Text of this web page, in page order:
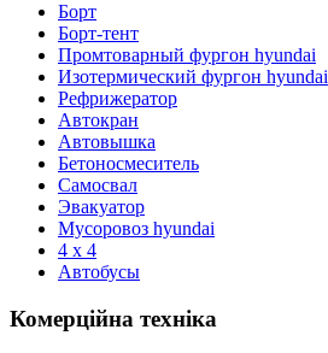
Борт
Борт-тент
Промтоварный фургон hyundai
Изотермический фургон hyundai
Рефрижератор
Автокран
Автовышка
Бетоносмеситель
Самосвал
Эвакуатор
Мусоровоз hyundai
4 x 4
Автобусы
Комерційна техніка